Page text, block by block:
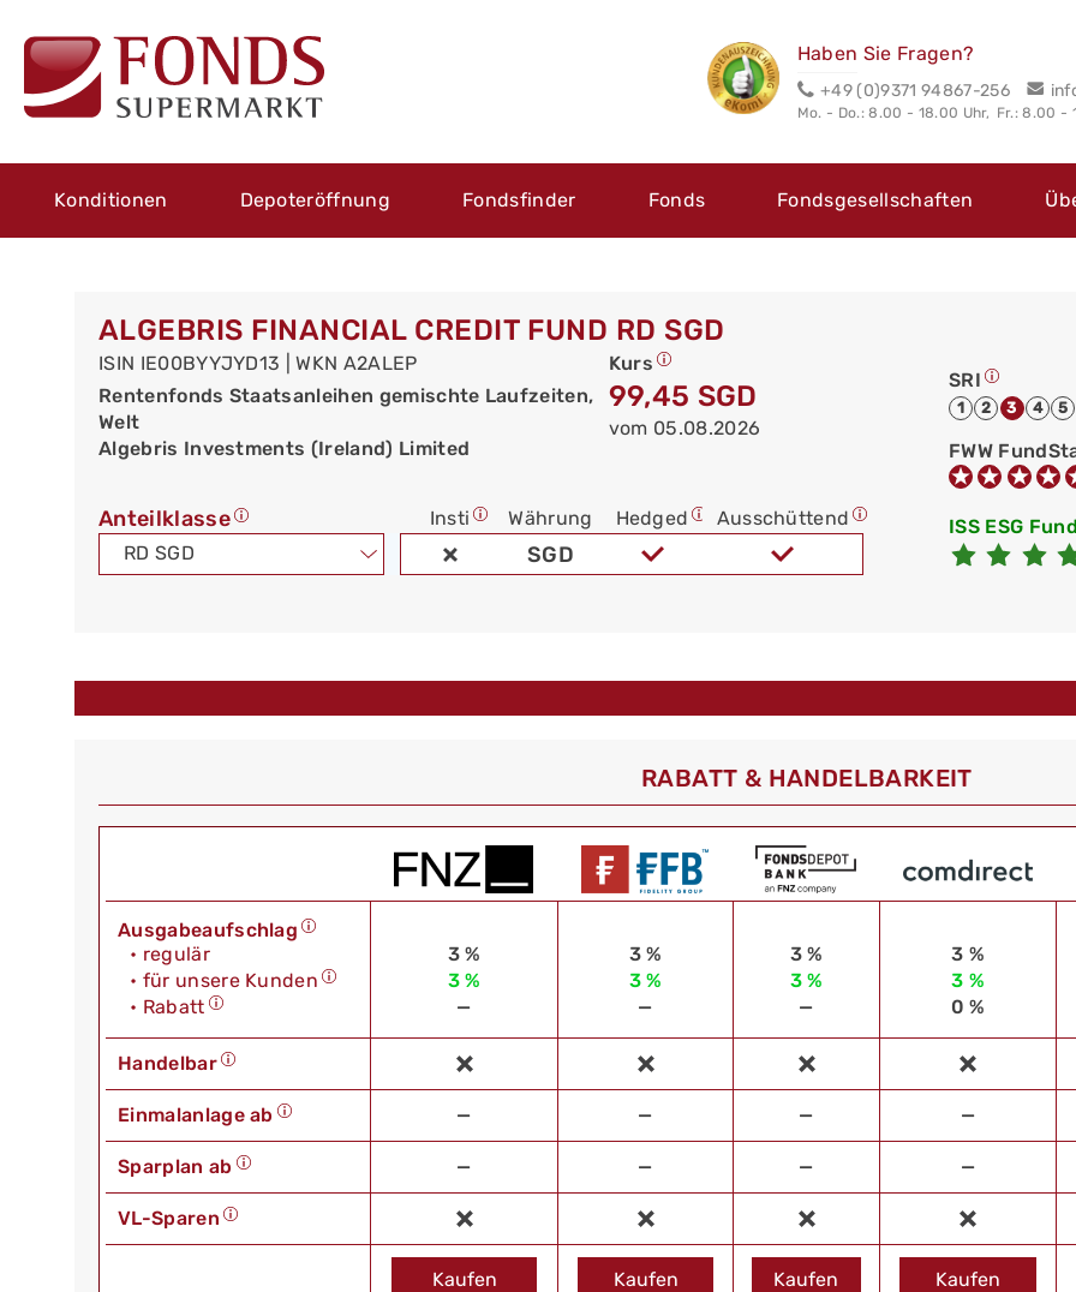
Haben Sie Fragen?
+49 (0)9371 94867-256
Mo. - Do.: 8.00 - 18.00 Uhr, Fr.: 8.00 -
Konditionen Depoteröffnung Fondsfinder Fonds Fondsgesellschaften
ALGEBRIS FINANCIAL CREDIT FUND RD SGD
ISIN IE00BYYJYD13 | WKN A2ALEP
Rentenfonds Staatsanleihen gemischte Laufzeiten,
Welt
Algebris Investments (Ireland) Limited
Kurs
99,45 SGD
vom 05.08.2026
Anteilklasse Insti Währung Hedged
Ausschüttend
RD SGD
SGD
SRI
1 2 3 4 5
FWW
ISS ESG
RABATT & HANDELBARKEIT
Ausgabeaufschlag
• regulär
3 % 3 % 3 %
3 %
• für unsere Kunden
3 % 3 % 3 %
3 %
• Rabatt
— — — 0 %
Handelbar
Einmalanlage ab — — — —
Sparplan ab — — — —
VL-Sparen
Kaufen Kaufen Kaufen Kaufen